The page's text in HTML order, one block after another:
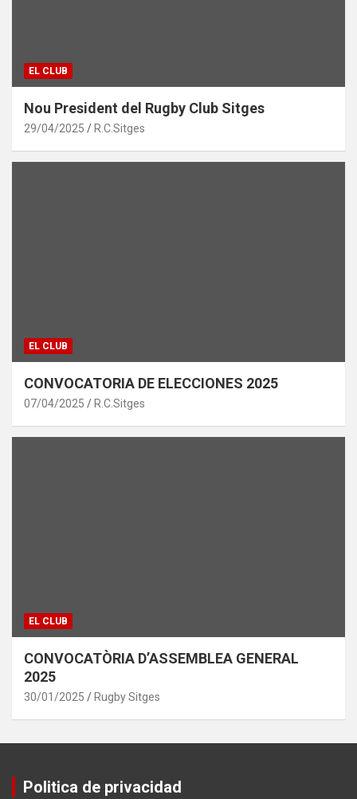
EL CLUB
Nou President del Rugby Club Sitges
29/04/2025 R.C.Sitges
EL CLUB
CONVOCATORIA DE ELECCIONES 2025
07/04/2025 R.C.Sitges
EL CLUB
CONVOCATÒRIA D’ASSEMBLEA GENERAL
2025
30/01/2025 Rugby Sitges
Politica de privacidad